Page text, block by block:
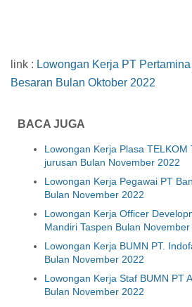
link : Lowongan Kerja PT
Besaran Bulan Oktober 2022
BACA JUGA
Lowongan Kerja Plasa TELKOM
jurusan Bulan November 2022
Lowongan Kerja Pegawai PT
Bulan November 2022
Lowongan Kerja Officer
Mandiri Taspen Bulan November
Lowongan Kerja BUMN PT.
Bulan November 2022
Lowongan Kerja Staf BUMN PT
Bulan November 2022